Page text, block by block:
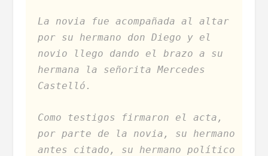
La novia fue acompañada al altar
por su hermano don Diego y el
novio llego dando el brazo a su
hermana la señorita Mercedes
Castelló.
Como testigos firmaron el acta,
por parte de la novia, su hermano
antes citado, su hermano político